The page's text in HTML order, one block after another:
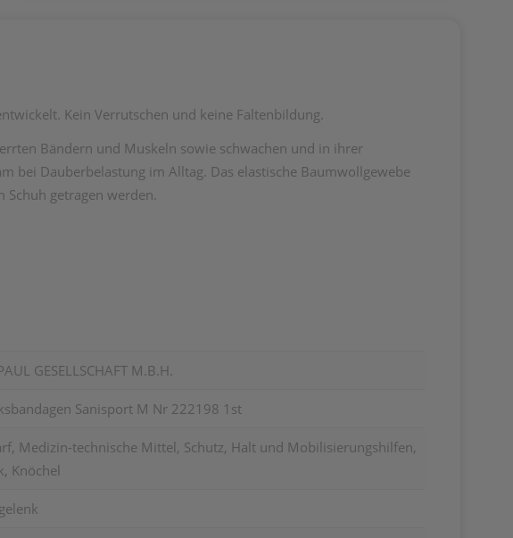
Kein Verrutschen und keine Faltenbildung.
Bändern und Muskeln sowie schwachen und in ihrer
bei Dauberbelastung im Alltag. Das elastische Baumwollgewebe
getragen werden.
GESELLSCHAFT M.B.H.
Sanisport M Nr 222198 1st
Medizin-technische Mittel, Schutz, Halt und Mobilisierungshilfen,
Knöchel